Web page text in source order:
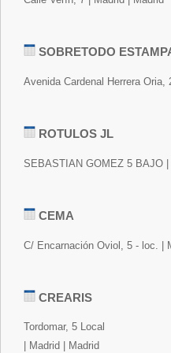
SOBRETODO
Avenida Cardenal Herrera Oria,
ROTULOS JL
SEBASTIAN GOMEZ 5 BAJO |
CEMA
C/ Encarnación Oviol, 5 - loc. |
CREARIS
Tordomar, 5 Local
| Madrid | Madrid